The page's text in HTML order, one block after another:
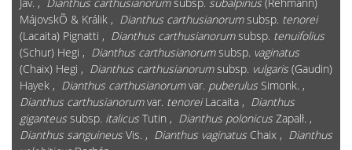
MájovskÕ & Králik , Dianthus carthusianorumsubsp. tenorei
(Lacaita) Pignatti , Dianthus carthusianorumsubsp. tenuifolius
(Schur) Hegi , Dianthus carthusianorumsubsp. vaginatus
(Chaix) Hegi , Dianthus carthusianorumsubsp. vulgaris (Gaudin)
Hayek , Dianthus carthusianorumvar. puberulus Simonk. ,
Dianthus carthusianorumvar. tenoreiLacaita , Dianthus
giganteus subsp. italicus Tutin , Dianthus polonicus Zapalł. ,
Dianthus sanguineus Vis. , Dianthus vaginatus Chaix , Dianthus